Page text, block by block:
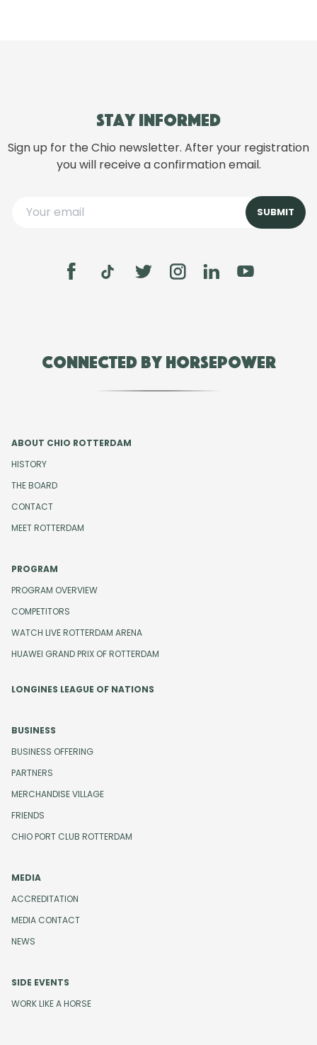
Stay informed
Sign up for the Chio newsletter. After your registration
you will receive a confirmation email.
Connected by Horsepower
ABOUT CHIO ROTTERDAM
HISTORY
THE BOARD
CONTACT
MEET ROTTERDAM
PROGRAM
PROGRAM OVERVIEW
COMPETITORS
WATCH LIVE ROTTERDAM ARENA
HUAWEI GRAND PRIX OF ROTTERDAM
LONGINES LEAGUE OF NATIONS
BUSINESS
BUSINESS OFFERING
PARTNERS
MERCHANDISE VILLAGE
FRIENDS
CHIO PORT CLUB ROTTERDAM
MEDIA
ACCREDITATION
MEDIA CONTACT
NEWS
SIDE EVENTS
WORK LIKE A HORSE